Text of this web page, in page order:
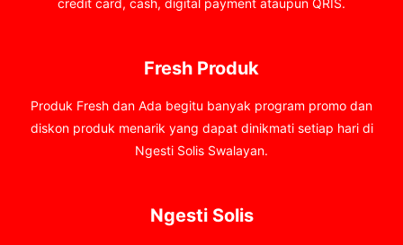
credit card, cash, digital payment ataupun QRIS.
Fresh Produk
Produk Fresh dan Ada begitu banyak program promo dan
diskon produk menarik yang dapat dinikmati setiap hari di
Ngesti Solis Swalayan.
Ngesti Solis